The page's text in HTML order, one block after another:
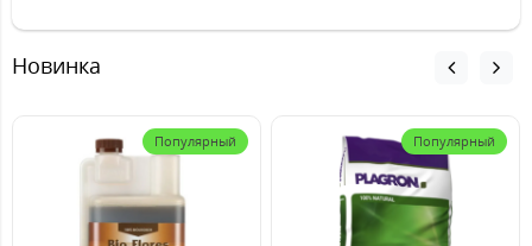
Новинка
Популярный Популярный